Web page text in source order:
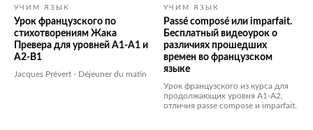
УЧИМ ЯЗЫК
Урок французского по
стихотворениям Жака
Превера для уровней А1-А1 и
А2-В1
Jacques Prévert - Déjeuner du matin
УЧИМ ЯЗЫК
Passé composé или imparfait.
Бесплатный видеоурок о
различиях прошедших
времен во французском
языке
Урок французского из курса для
продолжающих уровня А1-А2,
отличия passe compose и imparfait.